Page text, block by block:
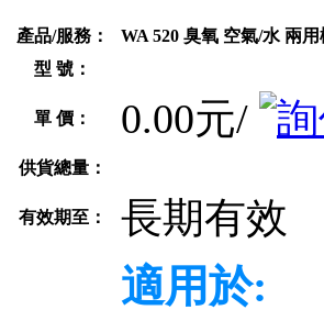
產品/服務：
WA 520 臭氧 空氣/水 兩用
型 號：
單 價： 0.00元/
供貨總量：
有效期至： 長期有效
適用於: